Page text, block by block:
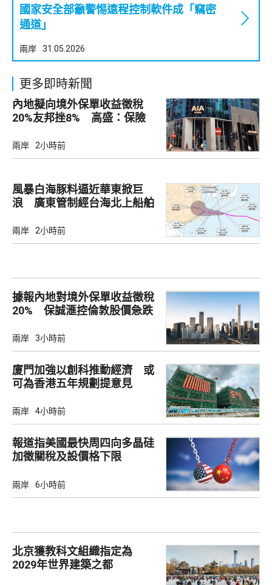
國家安全部籲警惕遠程控制軟件成「竊密
通道」
兩岸 31.05.2026
更多即時新聞
內地擬向境外保單收益徵稅
20%友邦挫8% 高盛：保險
兩岸 2小時前
風暴白海豚料逼近華東掀巨
浪 廣東管制經台海北上船舶
兩岸 2小時前
據報內地對境外保單收益徵稅
20% 保誠滙控倫敦股價急跌
兩岸 3小時前
廈門加強以創科推動經濟 或
可為香港五年規劃提意見
兩岸 4小時前
報道指美國最快周四向多晶硅
加徵關稅及設價格下限
兩岸 6小時前
北京獲教科文組織指定為
2029年世界建築之都